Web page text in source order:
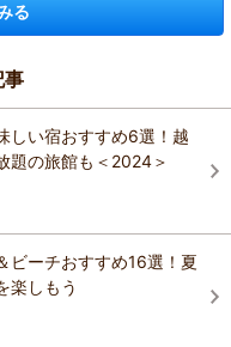
る
事
しい宿おすすめ6選！越
題の旅館も＜2024＞
ビーチおすすめ16選！夏
楽しもう